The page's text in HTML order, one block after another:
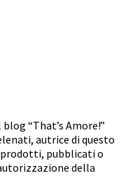
“That’s Amore!”
autrice di questo
pubblicati o
della